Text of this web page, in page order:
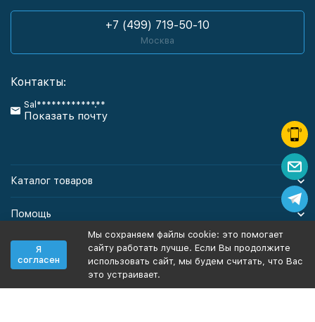
+7 (499) 719-50-10
Москва
Контакты:
Sal************.**
Показать почту
Каталог товаров
Помощь
Информация
Политика персональных данных Карта сайта
Я
согласен
Мы сохраняем файлы cookie: это помогает
сайту работать лучше. Если Вы продолжите
использовать сайт, мы будем считать, что Вас
это устраивает.